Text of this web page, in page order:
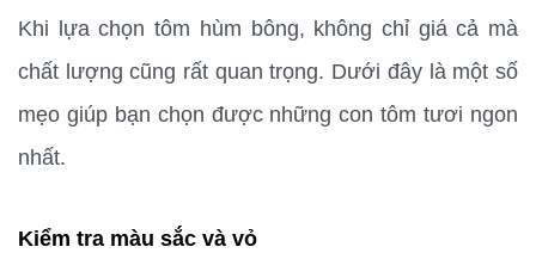
Khi lựa chọn tôm hùm bông, không chỉ giá cả mà
chất lượng cũng rất quan trọng. Dưới đây là một số
mẹo giúp bạn chọn được những con tôm tươi ngon
nhất.
Kiểm tra màu sắc và vỏ